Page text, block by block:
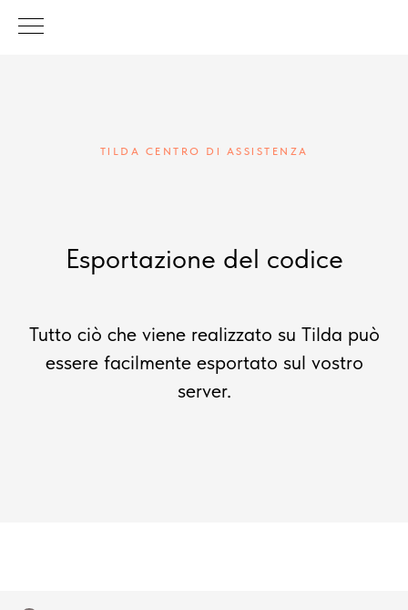
TILDA CENTRO DI ASSISTENZA
Esportazione del codice
Tutto ciò che viene realizzato su Tilda può
essere facilmente esportato sul vostro
server.